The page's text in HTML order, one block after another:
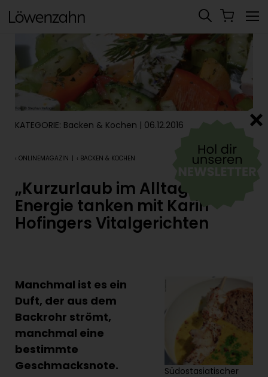
KATEGORIE: Backen & Kochen | 06.12.2016
‹ ONLINEMAGAZIN | ‹ BACKEN & KOCHEN
„Kurzurlaub im Alltag“ –
Energie tanken mit Karin
Hofingers Vitalgerichten
Manchmal ist es ein
Duft, der aus dem
Backrohr strömt,
manchmal eine
bestimmte
Geschmacksnote.
Südostasiatischer